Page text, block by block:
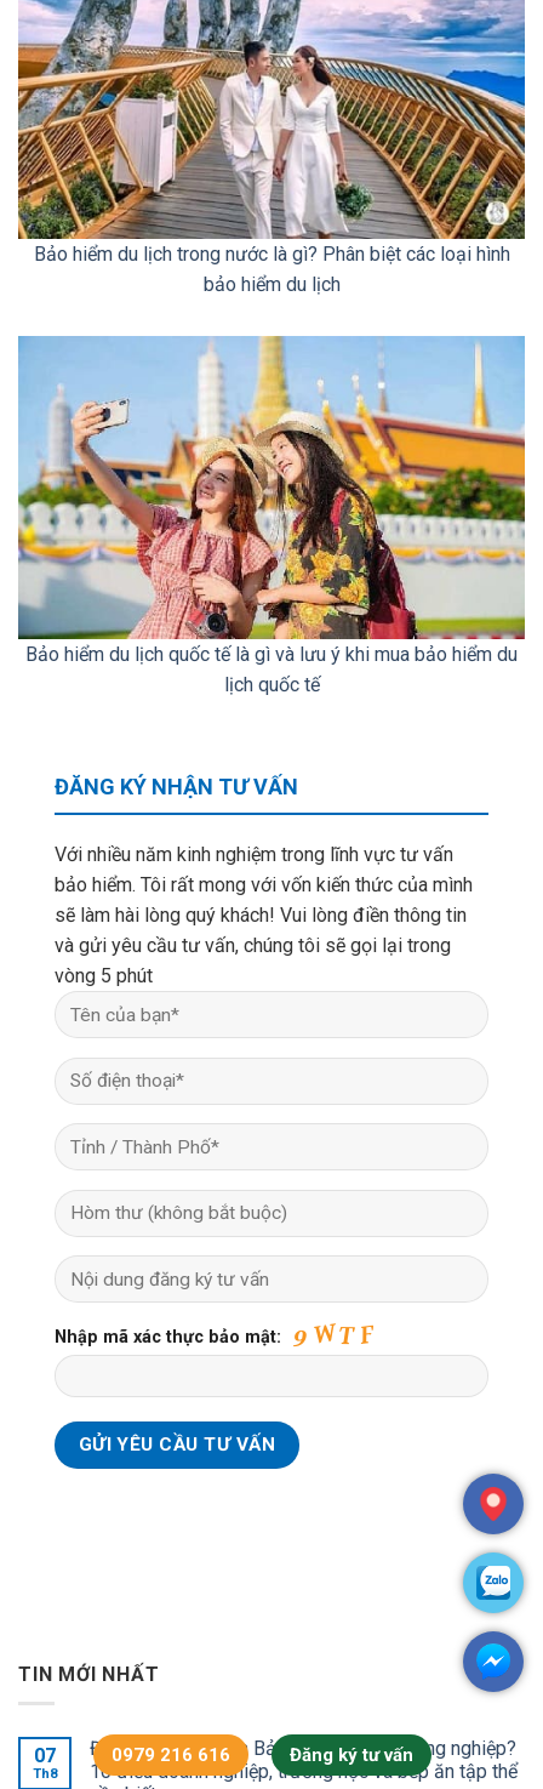
Bảo hiểm du lịch trong nước là gì? Phân biệt các loại hình
bảo hiểm du lịch
Bảo hiểm du lịch quốc tế là gì và lưu ý khi mua bảo hiểm du
lịch quốc tế
ĐĂNG KÝ NHẬN TƯ VẤN
Với nhiều năm kinh nghiệm trong lĩnh vực tư vấn
bảo hiểm. Tôi rất mong với vốn kiến thức của mình
sẽ làm hài lòng quý khách! Vui lòng điền thông tin
và gửi yêu cầu tư vấn, chúng tôi sẽ gọi lại trong
vòng 5 phút
Nhập mã xác thực bảo mật:
TIN MỚI NHẤT
07
Th8
Đối tượng cần mua Bảo hiểm suất ăn công nghiệp?
10 điều doanh nghiệp, trường học và bếp ăn tập thể
0979 216 616 Đăng ký tư vấn